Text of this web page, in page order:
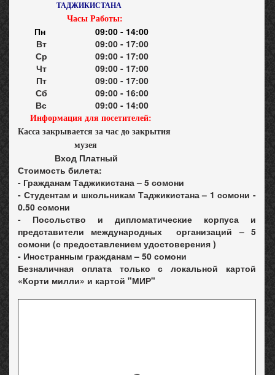
ТАДЖИКИСТАНА
Часы Работы:
Пн
09:00 - 14:00
Вт
09:00 - 17:00
Ср
09:00 - 17:00
Чт
09:00 - 17:00
Пт
09:00 - 17:00
Сб
09:00 - 16:00
Вс
09:00 - 14:00
Информация для посетителей:
Касса закрывается за час до закрытия
музея
Вход Платный
Стоимость билета:
- Гражданам Таджикистана – 5 сомони
- Студентам и школьникам Таджикистана – 1 сомони -
0.50 сомони
- Посольство и дипломатические корпуса и
представители международных организаций – 5
сомони (с предоставлением удостоверения )
- Иностранным гражданам – 50 сомони
Безналичная оплата только с локальной картой
«Корти милли» и картой "МИР"